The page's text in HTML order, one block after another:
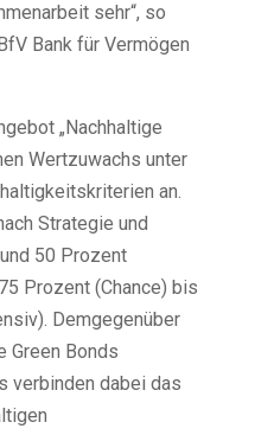
sehr“, so
Bank für Vermögen
„Nachhaltige
Wertzuwachs unter
an.
Strategie und
50 Prozent
Prozent (Chance) bis
Demgegenüber
Green Bonds
verbinden dabei das